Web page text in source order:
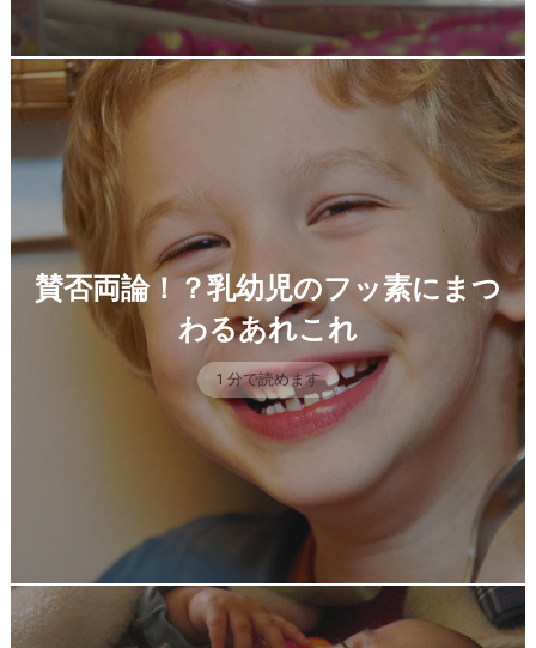
賛否両論！？乳幼児のフッ素にまつ
わるあれこれ
1 分で読めます